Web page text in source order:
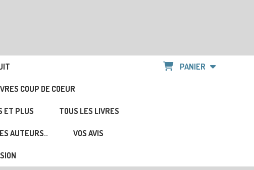
COUP DE COEUR
ET PLUS TOUS LES LIVRES
AUTEURS.. VOS AVIS
PANIER